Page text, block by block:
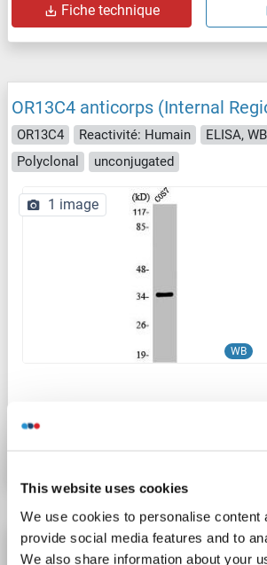
This website uses cookies
We use cookies to personalise content
provide social media features and to
We also share information about your
Fiche technique
OR13C4 anticorps (Internal
OR13C4 Reactivité: Humain ELISA,
Polyclonal
unconjugated
WB
1 image
Fiche technique
OR13C4 anticorps (AA 201-250)